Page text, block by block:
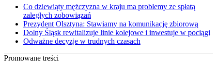
Co dziewiąty mężczyzna w kraju ma problemy ze spłatą
zaległych zobowiązań
Prezydent Olsztyna: Stawiamy na komunikację zbiorową
Dolny Śląsk rewitalizuje linie kolejowe i inwestuje w pociągi
Odważne decyzje w trudnych czasach
Promowane treści